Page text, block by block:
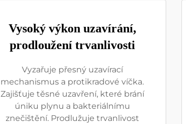
Vysoký výkon uzavírání,
prodloužení trvanlivosti
Vyzařuje přesný uzavírací
mechanismus a protikradové víčka.
Zajišťuje těsné uzavření, které brání
úniku plynu a bakteriálnímu
znečištění. Prodlužuje trvanlivost